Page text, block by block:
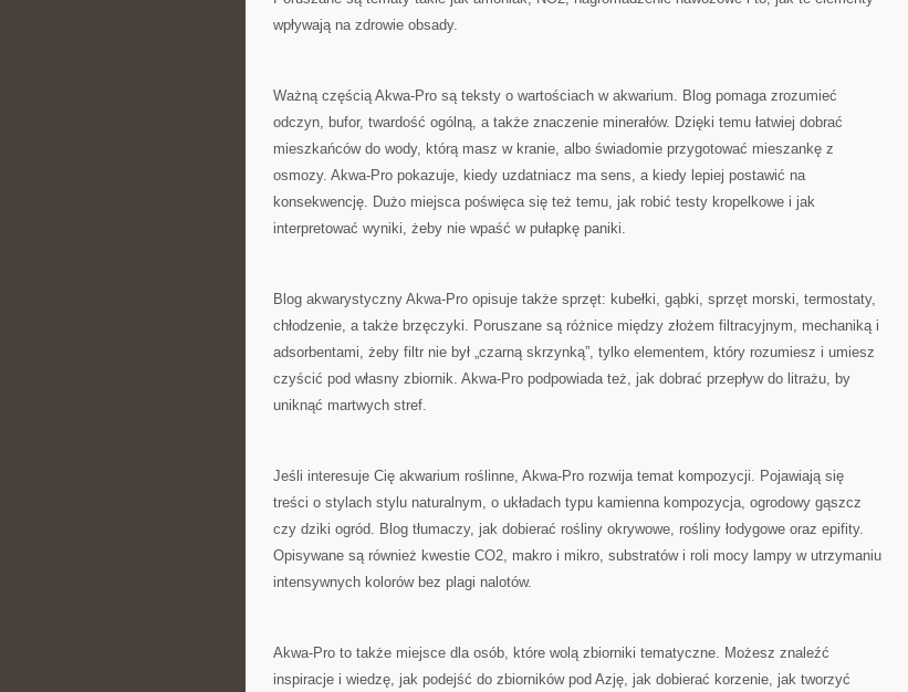
wpływają na zdrowie obsady.
Ważną częścią Akwa-Pro są teksty o wartościach w akwarium. Blog pomaga zrozumieć
odczyn, bufor, twardość ogólną, a także znaczenie minerałów. Dzięki temu łatwiej dobrać
mieszkańców do wody, którą masz w kranie, albo świadomie przygotować mieszankę z
osmozy. Akwa-Pro pokazuje, kiedy uzdatniacz ma sens, a kiedy lepiej postawić na
konsekwencję. Dużo miejsca poświęca się też temu, jak robić testy kropelkowe i jak
interpretować wyniki, żeby nie wpaść w pułapkę paniki.
Blog akwarystyczny Akwa-Pro opisuje także sprzęt: kubełki, gąbki, sprzęt morski, termostaty,
chłodzenie, a także brzęczyki. Poruszane są różnice między złożem filtracyjnym, mechaniką i
adsorbentami, żeby filtr nie był „czarną skrzynką”, tylko elementem, który rozumiesz i umiesz
czyścić pod własny zbiornik. Akwa-Pro podpowiada też, jak dobrać przepływ do litrażu, by
uniknąć martwych stref.
Jeśli interesuje Cię akwarium roślinne, Akwa-Pro rozwija temat kompozycji. Pojawiają się
treści o stylach stylu naturalnym, o układach typu kamienna kompozycja, ogrodowy gąszcz
czy dziki ogród. Blog tłumaczy, jak dobierać rośliny okrywowe, rośliny łodygowe oraz epifity.
Opisywane są również kwestie CO2, makro i mikro, substratów i roli mocy lampy w utrzymaniu
intensywnych kolorów bez plagi nalotów.
Akwa-Pro to także miejsce dla osób, które wolą zbiorniki tematyczne. Możesz znaleźć
inspiracje i wiedzę, jak podejść do zbiorników pod Azję, jak dobierać korzenie, jak tworzyć